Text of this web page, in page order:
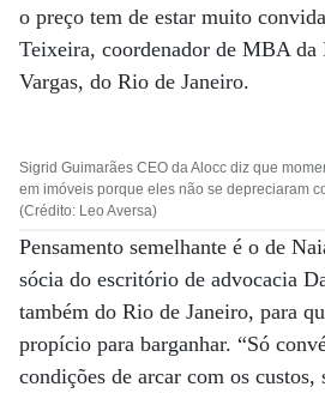
o preço tem de estar muito
Teixeira, coordenador de MBA da
Vargas, do Rio de Janeiro.
Sigrid Guimarães CEO da Alocc diz que
em imóveis porque eles não se depreciaram
(Crédito: Leo Aversa)
Pensamento semelhante é o de
sócia do escritório de advocacia
também do Rio de Janeiro, para
propício para barganhar. “Só
condições de arcar com os custos,